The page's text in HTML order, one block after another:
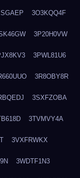
3O3KQQ4F
3P20H0VW
3PWL81U6
3R8OBY8R
3SXFZOBA
3TVMVY4A
3VXFRWKX
3WDTF1N3